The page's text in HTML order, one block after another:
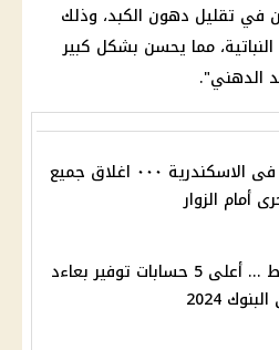
في تقليل دهون الكبد، وذلك
مما يحسن بشكل كبير
الدهني".
ماذا يحدث فى الاسكندرية ٠٠٠ اغلاق جميع
أمام الزوار
للنساء فقط ... أعلى 5 حسابات توفير بعاءد
2024